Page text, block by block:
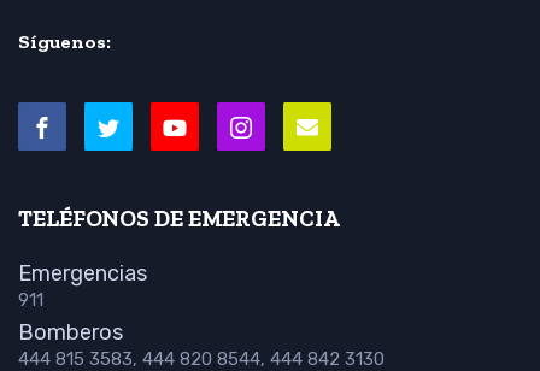
Síguenos:
TELÉFONOS DE EMERGENCIA
Emergencias
911
Bomberos
444 815 3583, 444 820 8544, 444 842 3130